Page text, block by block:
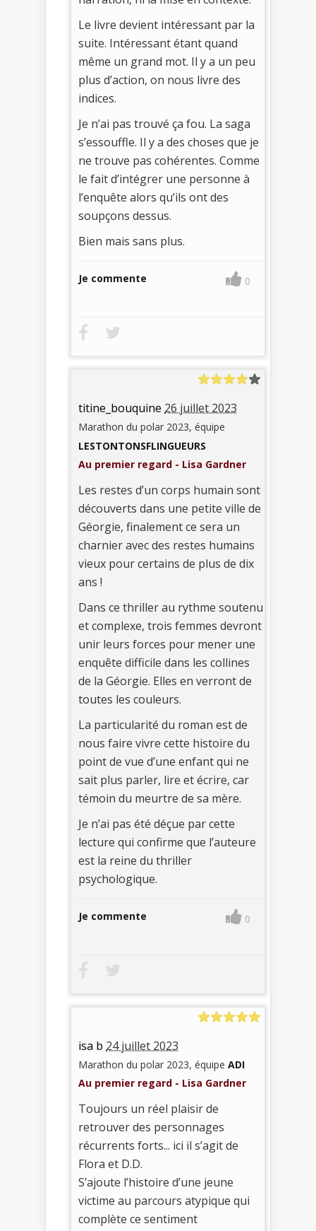
Le livre devient intéressant par la
suite. Intéressant étant quand
même un grand mot. Il y a un peu
plus d’action, on nous livre des
indices.
Je n’ai pas trouvé ça fou. La saga
s’essouffle. Il y a des choses que je
ne trouve pas cohérentes. Comme
le fait d’intégrer une personne à
l’enquête alors qu’ils ont des
soupçons dessus.
Bien mais sans plus.
Je commente 0
titine_bouquine 26 juillet 2023
Marathon du polar 2023, équipe
LESTONTONSFLINGUEURS
Au premier regard - Lisa Gardner
Les restes d’un corps humain sont
découverts dans une petite ville de
Géorgie, finalement ce sera un
charnier avec des restes humains
vieux pour certains de plus de dix
ans !
Dans ce thriller au rythme soutenu
et complexe, trois femmes devront
unir leurs forces pour mener une
enquête difficile dans les collines
de la Géorgie. Elles en verront de
toutes les couleurs.
La particularité du roman est de
nous faire vivre cette histoire du
point de vue d’une enfant qui ne
sait plus parler, lire et écrire, car
témoin du meurtre de sa mère.
Je n’ai pas été déçue par cette
lecture qui confirme que l’auteure
est la reine du thriller
psychologique.
Je commente 0
isa b 24 juillet 2023
Marathon du polar 2023, équipe ADI
Au premier regard - Lisa Gardner
Toujours un réel plaisir de
retrouver des personnages
récurrents forts... ici il s’agit de
Flora et D.D.
S’ajoute l’histoire d’une jeune
victime au parcours atypique qui
complète ce sentiment